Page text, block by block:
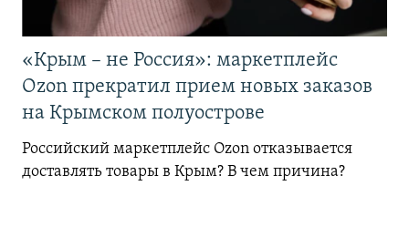
«Крым – не Россия»: маркетплейс
Ozon прекратил прием новых заказов
на Крымском полуострове
Российский маркетплейс Ozon отказывается
доставлять товары в Крым? В чем причина?